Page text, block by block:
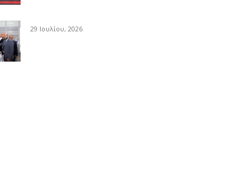
29 Ιουλίου, 2026